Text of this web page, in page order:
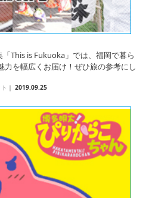
This is Fukuoka」では、福岡で暮ら
力を幅広くお届け！ぜひ旅の参考にし
｜ 2019.09.25